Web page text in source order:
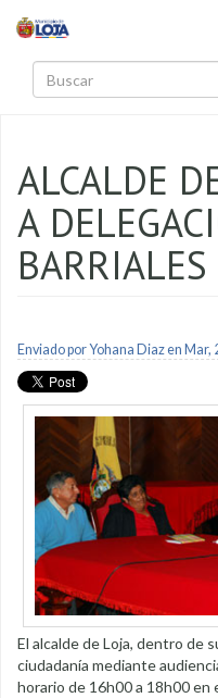
ALCALDE
A
BARRIALES
Enviado porYohana Diazen Mar,
El alcalde de Loja, dentro de
ciudadanía mediante
horario de 16h00 a 18h00 en